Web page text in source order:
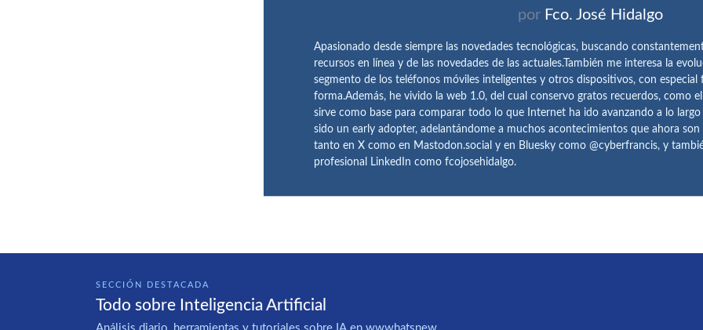
por Fco. José Hidalgo
Apasionado desde siempre las novedades tecnológicas, buscando
recursos en línea y de las novedades de las actuales.También me interesa la
segmento de los teléfonos móviles inteligentes y otros dispositivos, con
forma.Además, he vivido la web 1.0, del cual conservo gratos recuerdos, como
sirve como base para comparar todo lo que Internet ha ido avanzando a lo largo
sido un early adopter, adelantándome a muchos acontecimientos que ahora
tanto en X como en Mastodon.social y en Bluesky como @cyberfrancis, y
profesional LinkedIn como fcojosehidalgo.
SECCIÓN DESTACADA
Todo sobre Inteligencia Artificial